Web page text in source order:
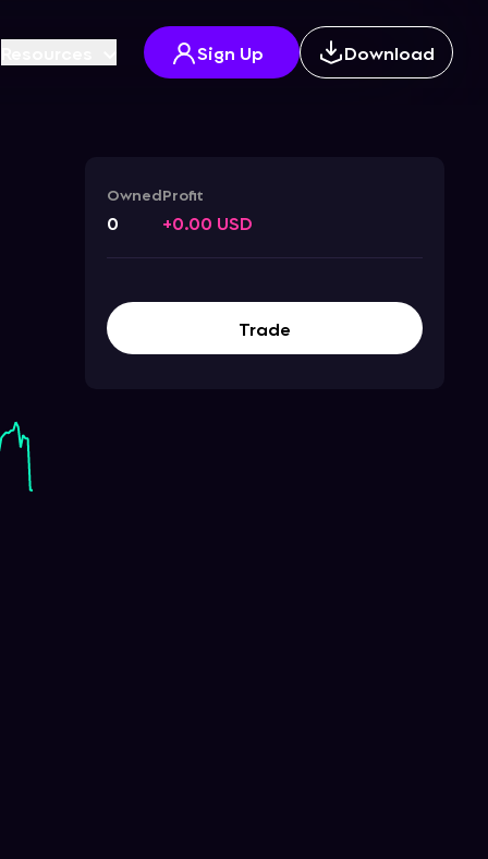
Sign Up Download
Owned
0
Profit
+0.00 USD
Trade